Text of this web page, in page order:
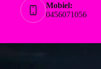
Mobiel:
0456071056